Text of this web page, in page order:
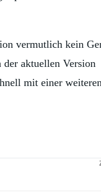
vermutlich kein
der aktuellen Version
mit einer